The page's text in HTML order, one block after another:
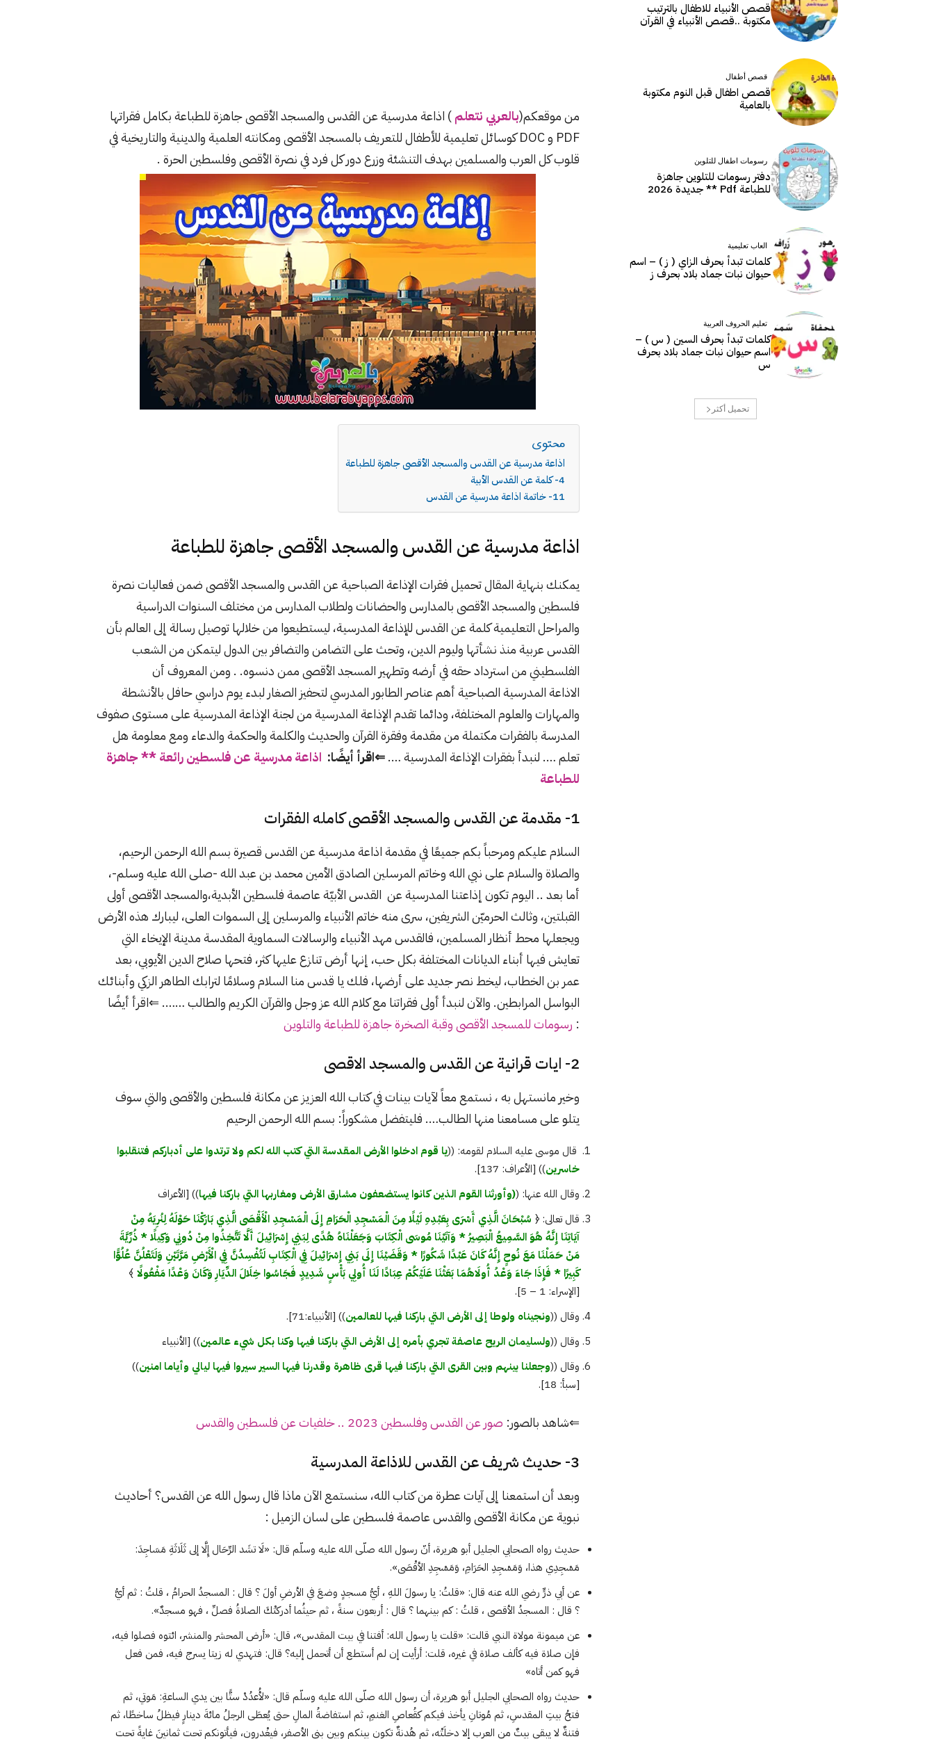
من موقعكم(بالعربي نتعلم) اذاعة مدرسية عن القدس والمسجد الأقصى جاهزة للطباعة بكامل فقراتها
PDF و DOC كوسائل تعليمية للأطفال للتعريف بالمسجد الأقصى ومكانته العلمية والدينية والتاريخية في
قلوب كل العرب والمسلمين بهدف التنشئة وزرع دور كل فرد في نصرة الأقصى وفلسطين الحرة .
محتوى
اذاعة مدرسية عن القدس والمسجد الأقصى جاهزة للطباعة
4- كلمة عن القدس الأبية
11- خاتمة اذاعة مدرسية عن القدس
اذاعة مدرسية عن القدس والمسجد الأقصى جاهزة للطباعة
يمكنك بنهاية المقال تحميل فقرات الإذاعة الصباحية عن القدس والمسجد الأقصى ضمن فعاليات نصرة
فلسطين والمسجد الأقصى بالمدارس والحضانات ولطلاب المدارس من مختلف السنوات الدراسية
والمراحل التعليمية كلمة عن القدس للإذاعة المدرسية، ليستطيعوا من خلالها توصيل رسالة إلى العالم بأن
القدس عربية منذ نشأتها وليوم الدين، وتحث على التضامن والتضافر بين الدول ليتمكن من الشعب
الفلسطيني من استرداد حقه في أرضه وتطهير المسجد الأقصى ممن دنسوه. . ومن المعروف أن
الاذاعة المدرسية الصباحية أهم عناصر الطابور المدرسي لتحفيز الصغار لبدء يوم دراسي حافل بالأنشطة
والمهارات والعلوم المختلفة، ودائما تقدم الإذاعة المدرسية من لجنة الإذاعة المدرسية على مستوى صفوف
المدرسة بالفقرات مكتملة من مقدمة وفقرة القرآن والحديث والكلمة والحكمة والدعاء ومع معلومة هل
تعلم …. لنبدأ بفقرات الإذاعة المدرسية ….⇐اقرأ أيضًا: اذاعة مدرسية عن فلسطين رائعة ** جاهزة
للطباعة
1- مقدمة عن القدس والمسجد الأقصى كامله الفقرات
السلام عليكم ومرحباً بكم جميعًا في مقدمة اذاعة مدرسية عن القدس قصيرة بسم الله الرحمن الرحيم،
والصلاة والسلام على نبي الله وخاتم المرسلين الصادق الأمين محمد بن عبد الله -صلى الله عليه وسلم-،
أما بعد .. اليوم تكون إذاعتنا المدرسية عن القدس الأبيّة عاصمة فلسطين الأبدية،والمسجد الأقصى أولى
القبلتين، وثالث الحرميّن الشريفين، سرى منه خاتم الأنبياء والمرسلين إلى السموات العلى، ليبارك هذه الأرض
ويجعلها محط أنظار المسلمين، فالقدس مهد الأنبياء والرسالات السماوية المقدسة مدينة الإيخاء التي
تعايش فيها أبناء الديانات المختلفة بكل حب، إنها أرض تنازع عليها كثر، فتحها صلاح الدين الأيوبي، بعد
عمر بن الخطاب، ليخط نصر جديد على أرضها، فلك يا قدس منا السلام وسلامًا لترابك الطاهر الزكي وأبنائك
البواسل المرابطين. والآن لنبدأ أولى فقراتنا مع كلام الله عز وجل والقرآن الكريم والطالب ……. ⇐اقرأ أيضًا
: رسومات للمسجد الأقصى وقبة الصخرة جاهزة للطباعة والتلوين
2- ايات قرانية عن القدس والمسجد الاقصى
وخير مانستهل به ، نستمع معاً لآيات بينات في كتاب الله العزيز عن مكانة فلسطين والأقصى والتي سوف
يتلو على مسامعنا منها الطالب…. فليتفضل مشكوراً: بسم الله الرحمن الرحيم
قال موسى عليه السلام لقومه: ((يا قوم ادخلوا الأرض المقدسة التي كتب الله لكم ولا ترتدوا على أدباركم فتنقلبوا
خاسرين)) [الأعراف: 137].
وقال الله عنها: ((وأورثنا القوم الذين كانوا يستضعفون مشارق الأرض ومغاربها التي باركنا فيها)) [الأعراف
قال تعالى: ﴿ سُبْحَانَ الَّذِي أَسْرَى بِعَبْدِهِ لَيْلًا مِنَ الْمَسْجِدِ الْحَرَامِ إِلَى الْمَسْجِدِ الْأَقْصَى الَّذِي بَارَكْنَا حَوْلَهُ لِنُرِيَهُ مِنْ
آيَاتِنَا إِنَّهُ هُوَ السَّمِيعُ الْبَصِيرُ * وَآتَيْنَا مُوسَى الْكِتَابَ وَجَعَلْنَاهُ هُدًى لِبَنِي إِسْرَائِيلَ أَلَّا تَتَّخِذُوا مِنْ دُونِي وَكِيلًا * ذُرِّيَّةَ
مَنْ حَمَلْنَا مَعَ نُوحٍ إِنَّهُ كَانَ عَبْدًا شَكُورًا * وَقَضَيْنَا إِلَى بَنِي إِسْرَائِيلَ فِي الْكِتَابِ لَتُفْسِدُنَّ فِي الْأَرْضِ مَرَّتَيْنِ وَلَتَعْلُنَّ عُلُوًّا
كَبِيرًا * فَإِذَا جَاءَ وَعْدُ أُولَاهُمَا بَعَثْنَا عَلَيْكُمْ عِبَادًا لَنَا أُولِي بَأْسٍ شَدِيدٍ فَجَاسُوا خِلَالَ الدِّيَارِ وَكَانَ وَعْدًا مَفْعُولًا ﴾
[الإسراء: 1 – 5].
وقال ((ونجيناه ولوطا إلى الأرض التي باركنا فيها للعالمين)) [الأنبياء:71].
وقال ((ولسليمان الريح عاصفة تجري بأمره إلى الأرض التي باركنا فيها وكنا بكل شيء عالمين)) [الأنبياء
وقال ((وجعلنا بينهم وبين القرى التي باركنا فيها قرى ظاهرة وقدرنا فيها السير سيروا فيها ليالي وأياما امنين))
[سبأ: 18].
⇐شاهد بالصور: صور عن القدس وفلسطين 2023 .. خلفيات عن فلسطين والقدس
3- حديث شريف عن القدس للاذاعة المدرسية
وبعد أن استمعنا إلى آيات عطرة من كتاب الله، سنستمع الآن ماذا قال رسول الله عن القدس؟ أحاديث
نبوية عن مكانة الأقصى والقدس عاصمة فلسطين على لسان الزميل :
حديث رواه الصحابي الجليل أبو هريرة، أنّ رسول الله صلّى الله عليه وسلّم قال: «لَا تشَد الرِّحَال إِلَّا إلى ثَلَاثَةِ مَسَاجِدَ:
مَسْجِدِي هذا، وَمَسْجِدِ الحَرَامِ، وَمَسْجِدِ الأقْصَى».
عن أبي ذرٍّ رضي الله عنه قال: «قلتُ: يا رسولَ اللهِ ، أيُّ مسجدٍ وضعَ في الأرضِ أولَ ؟ قال : المسجدُ الحرامُ ، قلتُ : ثم أيُّ
؟ قال : المسجدُ الأقصى ، قلتُ : كم بينهما ؟ قال : أربعون سنةً ، ثم حيثُما أدركتْكَ الصلاةُ فصلِّ ، فهو مسجدٌ».
عن ميمونة مولاة النبي قالت: «قلت يا رسول الله: أفتنا في بيت المقدس»، قال: «أرض المحشر والمنشر، ائتوه فصلوا فيه،
فإن صلاة فيه كألف صلاة في غيره، قلت: أرأيت إن لم أستطع أن أتحمل إليه؟ قال: فتهدي له زيتا يسرج فيه، فمن فعل
فهو كمن أتاه»
حديث رواه الصحابي الجليل أبو هريرة، أن رسول الله صلّى الله عليه وسلّم قال: «لأُعدُدْ ستًّا بين يدي الساعةِ: مَوتي، ثم
فتحُ بيتِ المقدسِ، ثم مُوتانِ يأخذ فيكم كقُعاصِ الغنمِ، ثم استفاضةُ المالِ حتى يُعطَى الرجلُ مائةَ دينارٍ فيظلُ ساخطًا، ثم
فتنةٌ لا يبقى بيتٌ من العربِ إلا دخلَتْه، ثم هُدنةٌ تكون بينكم وبين بني الأصفرِ، فيغْدرون، فيأتونكم تحت ثمانينَ غايةً تحت
قصص الأنبياء للاطفال بالترتيب
مكتوبة ..قصص الأنبياء في القرآن
قصص أطفال
قصص اطفال قبل النوم مكتوبة
بالعامية
رسومات اطفال للتلوين
دفتر رسومات للتلوين جاهزة
للطباعة Pdf ** جديدة 2026
العاب تعليمية
كلمات تبدأ بحرف الزاي ( ز ) – اسم
حيوان نبات جماد بلاد بحرف ز
تعليم الحروف العربية
كلمات تبدأ بحرف السين ( س ) –
اسم حيوان نبات جماد بلاد بحرف
س
تحميل أكثر